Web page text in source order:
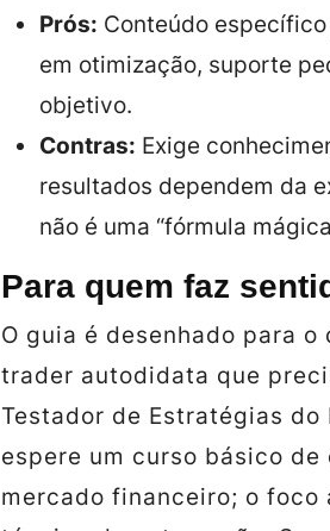
Prós: Conteúdo
em otimização, suporte
objetivo.
Contras: Exige
resultados dependem da
não é uma “fórmula
Para quem faz
O guia é desenhado para o
trader autodidata que
Testador de Estratégias do
espere um curso básico de
mercado financeiro; o foco